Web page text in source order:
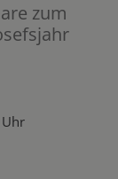
zum